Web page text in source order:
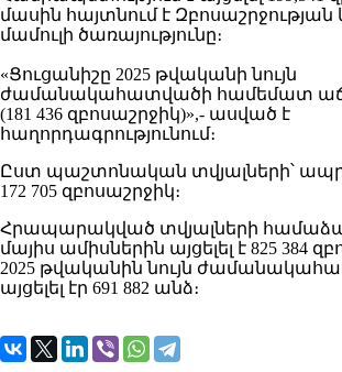
մասին հայտնում է Զբոսաշրջության
մամուլի ծառայությունը։
«Ցուցանիշը 2025 թվականի նույն
ժամանակահատվածի համեմատ աճել
(181 436 զբոսաշրջիկ)»,- ասված է
հաղորդագրությունում։
Ըստ պաշտոնական տվյալների՝
172 705 զբոսաշրջիկ։
Հրապարակված տվյալների
մայիս ամիսներին այցելել է 825 384
2025 թվականին նույն
այցելել էր 691 882 անձ։